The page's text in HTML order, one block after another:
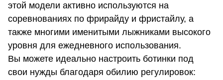
этой модели активно используются на
соревнованиях по фрирайду и фристайлу, а
также многими именитыми лыжниками высокого
уровня для ежедневного использования.
Вы можете идеально настроить ботинки под
свои нужды благодаря обилию регулировок: